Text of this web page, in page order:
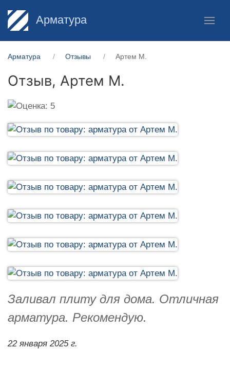
Арматура
Арматура Отзывы Артем М.
Отзыв, Артем М.
Заливал плиту для дома. Отличная
арматура. Рекомендую.
22 января 2025 г.